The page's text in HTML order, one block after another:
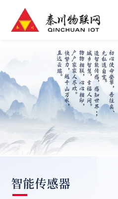
。
智能传感器